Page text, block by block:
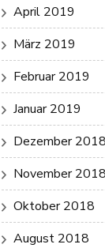
April 2019
März 2019
Februar 2019
Januar 2019
Dezember 2018
November 2018
Oktober 2018
August 2018